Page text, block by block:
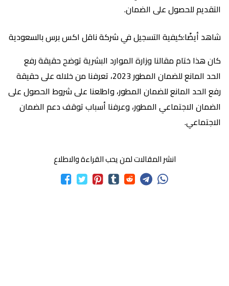
التقديم للحصول على الضمان.
شاهد أيضًا:كيفية التسجيل في شركة ناقل اكس برس بالسعودية
كان هذا ختام مقالنا وزارة الموارد البشرية توضح حقيقة رفع
الحد المانع للضمان المطور 2023، تعرفنا من خلاله على حقيقة
رفع الحد المانع للضمان المطور، واطلعنا على شروط الحصول على
الضمان الاجتماعي المطور، وعرفنا أسباب توقف دعم الضمان
الاجتماعي.
انشر المقالات لمن يحب القراءة والاطلاع